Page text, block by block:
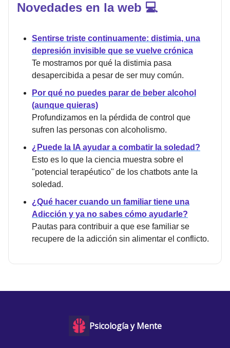
Novedades en la web 💻
Sentirse triste continuamente: distimia, una
depresión invisible que se vuelve crónica
Te mostramos por qué la distimia pasa
desapercibida a pesar de ser muy común.
Por qué no puedes parar de beber alcohol
(aunque quieras)
Profundizamos en la pérdida de control que
sufren las personas con alcoholismo.
¿Puede la IA ayudar a combatir la soledad?
Esto es lo que la ciencia muestra sobre el
"potencial terapéutico" de los chatbots ante la
soledad.
¿Qué hacer cuando un familiar tiene una
Adicción y ya no sabes cómo ayudarle?
Pautas para contribuir a que ese familiar se
recupere de la adicción sin alimentar el conflicto.
Psicología y Mente